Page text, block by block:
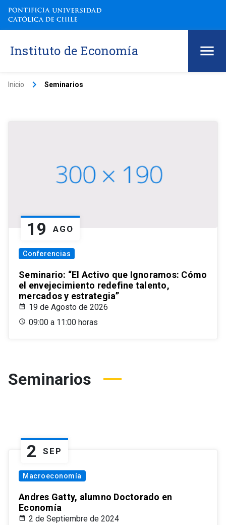
Instituto de Economía
Inicio keyboard_arrow_right Seminarios
19 AGO
Conferencias
Seminario: “El Activo que Ignoramos: Cómo
el envejecimiento redefine talento,
mercados y estrategia”
19 de Agosto de 2026
09:00 a 11:00 horas
Seminarios
2 SEP
Macroeconomía
Andres Gatty, alumno Doctorado en
Economía
2 de Septiembre de 2024